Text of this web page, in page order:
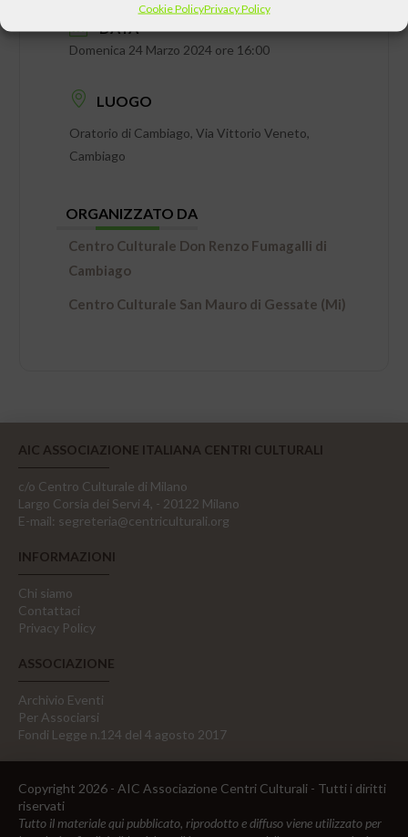
Cookie PolicyPrivacy Policy
DATA
Domenica 24 Marzo 2024 ore 16:00
LUOGO
Oratorio di Cambiago, Via Vittorio Veneto,
Cambiago
ORGANIZZATO DA
Centro Culturale Don Renzo Fumagalli di
Cambiago
Centro Culturale San Mauro di Gessate (Mi)
AIC ASSOCIAZIONE ITALIANA CENTRI CULTURALI
c/o Centro Culturale di Milano
Largo Corsia dei Servi 4, - 20122 Milano
E-mail: segreteria@centriculturali.org
INFORMAZIONI
Chi siamo
Contattaci
Privacy Policy
ASSOCIAZIONE
Archivio Eventi
Per Associarsi
Fondi Legge n.124 del 4 agosto 2017
Copyright 2026 - AIC Associazione Centri Culturali - Tutti i diritti
riservati
Tutto il materiale qui pubblicato, riprodotto e diffuso viene utilizzato per